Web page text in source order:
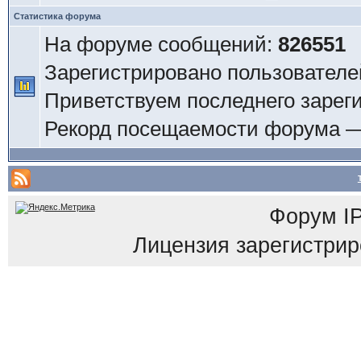
Статистика форума
На форуме сообщений: 826551
Зарегистрировано
Приветствуем последнего
Рекорд посещаемости форума
Форум
Лицензия